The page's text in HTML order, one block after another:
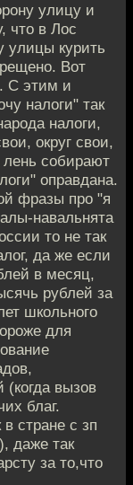
улицу и
что в Лос
улицы курить
Вот
С этим и
налоги" так
налоги,
округ свои,
собирают
оправдана.
фразы про "я
навальнята
то не так
да же если
в месяц,
рублей за
школьного
для
вызов
благ.
стране с зп
даже так
за то,что